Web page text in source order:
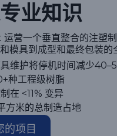
业知识
营一个垂直整合的注塑
模具到成型和最终包装的
维护将停机时间减少
种工程级树脂
在 <11% 变异
方米的总制造占地
的项目